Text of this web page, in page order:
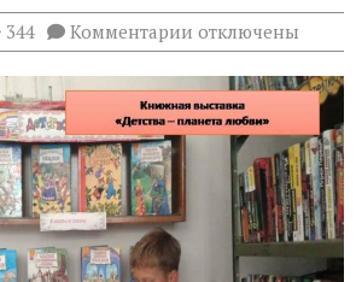
344 Комментарии к
записи
В
библиотеке
города
Зверево
прошла
выставка
«Детство
планета
любви»
отключены